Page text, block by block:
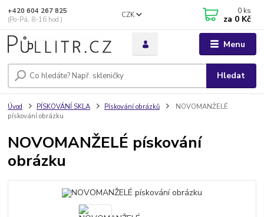
Menu
CZK
Hledat
+420 604 267 825
(Po-Pá, 8-16 hod.)
0 ks
za 0 Kč
Úvod PÍSKOVÁNÍ SKLA Pískování obrázků
NOVOMANŽELÉ
pískování obrázku
NOVOMANŽELÉ pískování
obrázku